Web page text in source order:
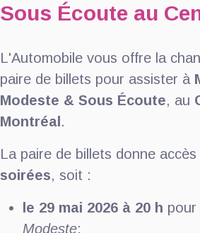
Sous Écoute au
L'Automobile vous offre la
paire de billets pour assister à
Modeste & Sous Écoute, au
Montréal.
La paire de billets donne accès
soirées, soit :
le 29 mai 2026 à 20 h pour
Modeste;